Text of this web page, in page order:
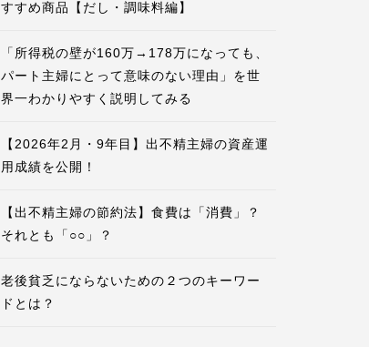
すすめ商品【だし・調味料編】
「所得税の壁が160万→178万になっても、
パート主婦にとって意味のない理由」を世
界一わかりやすく説明してみる
【2026年2月・9年目】出不精主婦の資産運
用成績を公開！
【出不精主婦の節約法】食費は「消費」？
それとも「○○」？
老後貧乏にならないための２つのキーワー
ドとは？